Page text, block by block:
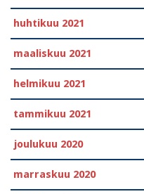
huhtikuu 2021
maaliskuu 2021
helmikuu 2021
tammikuu 2021
joulukuu 2020
marraskuu 2020